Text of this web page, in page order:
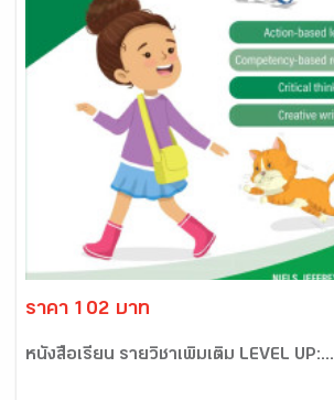
ราคา 102 บาท
หนังสือเรียน รายวิชาเพิ่มเติม LEVEL UP:...